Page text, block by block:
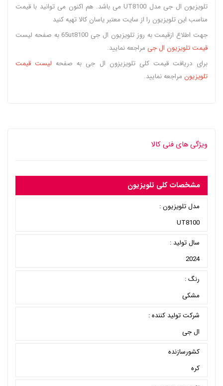
تلویزیون ال جی مدل UT8100 می‌ باشد. هم اکنون می‌ توانید با قیمت
مناسب این تلویزیون را از سایت معتبر یاسان کالا تهیه کنید
جهت اطلاع ازقیمت به روز تلویزیون ال جی 65ut8100 به صفحه لیست
قیمت تلویزیون ال جی مراجعه نمایید.
برای دریافت قیمت کلی تلویزیزون ال جی به صفحه لیست قیمت
تلویزیون مراجعه نمایید.
ویژگی های فنی کالا
مشخصات کلی تلویزیون
مدل تلویزیون :
UT8100
سال تولید :
2024
رنگ :
مشکی
شرکت تولید کننده :
ال جی
کشورسازنده
کره